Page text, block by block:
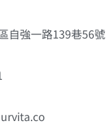
自強一路139巷56號